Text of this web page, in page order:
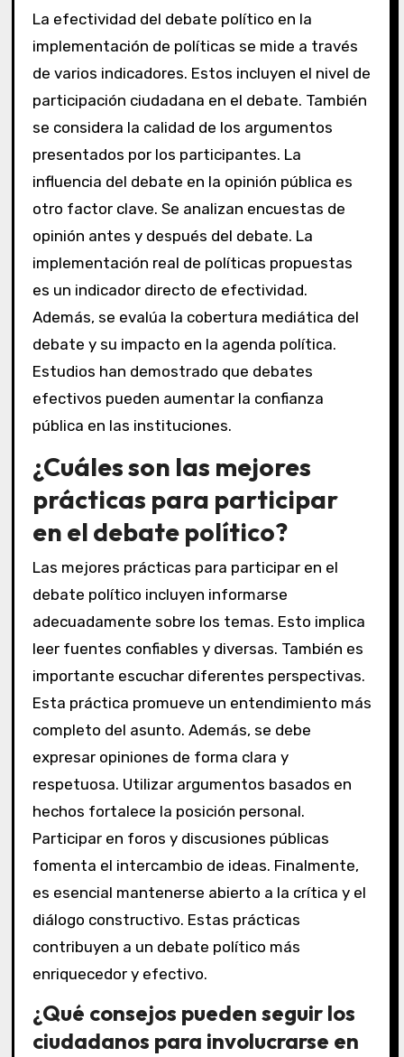
La efectividad del debate político en la
implementación de políticas se mide a través
de varios indicadores. Estos incluyen el nivel de
participación ciudadana en el debate. También
se considera la calidad de los argumentos
presentados por los participantes. La
influencia del debate en la opinión pública es
otro factor clave. Se analizan encuestas de
opinión antes y después del debate. La
implementación real de políticas propuestas
es un indicador directo de efectividad.
Además, se evalúa la cobertura mediática del
debate y su impacto en la agenda política.
Estudios han demostrado que debates
efectivos pueden aumentar la confianza
pública en las instituciones.
¿Cuáles son las mejores
prácticas para participar
en el debate político?
Las mejores prácticas para participar en el
debate político incluyen informarse
adecuadamente sobre los temas. Esto implica
leer fuentes confiables y diversas. También es
importante escuchar diferentes perspectivas.
Esta práctica promueve un entendimiento más
completo del asunto. Además, se debe
expresar opiniones de forma clara y
respetuosa. Utilizar argumentos basados en
hechos fortalece la posición personal.
Participar en foros y discusiones públicas
fomenta el intercambio de ideas. Finalmente,
es esencial mantenerse abierto a la crítica y el
diálogo constructivo. Estas prácticas
contribuyen a un debate político más
enriquecedor y efectivo.
¿Qué consejos pueden seguir los
ciudadanos para involucrarse en